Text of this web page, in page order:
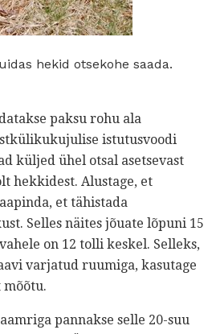
hekid otsekohe saada.
paksu rohu ala
istutusvoodi
küljed ühel otsal asetsevast
hekkidest. Alustage, et
et tähistada
Selles näites jõuate lõpuni 15
on 12 tolli keskel. Selleks,
varjatud ruumiga, kasutage
pannakse selle 20-suu